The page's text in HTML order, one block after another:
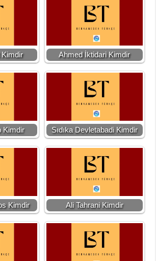
Kimdir Ahmed İktidari Kimdir
Kimdir Sıdıka Devletabadi Kimdir
Kimdir Ali Tahrani Kimdir